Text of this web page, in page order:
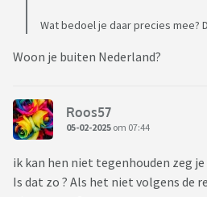
Wat bedoel je daar precies mee?
Woon je buiten Nederland?
Roos57
05-02-2025 om 07:44
ik kan hen niet tegenhouden zeg je
Is dat zo ? Als het niet volgens de